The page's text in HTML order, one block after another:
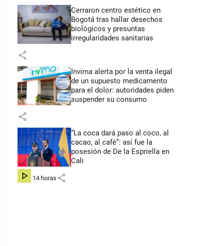
Cerraron centro estético en
Bogotá tras hallar desechos
biológicos y presuntas
irregularidades sanitarias
share
Invima alerta por la venta ilegal
de un supuesto medicamento
para el dolor: autoridades piden
suspender su consumo
share
“La coca dará paso al coco, al
cacao, al café”: así fue la
posesión de De la Espriella en
Cali
hace 14 horas share